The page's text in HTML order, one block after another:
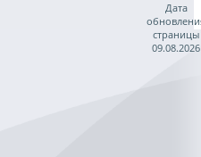
Дата
страницы
09.08.2026